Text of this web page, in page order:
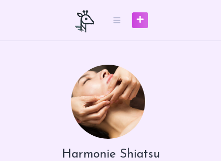
Harmonie Shiatsu